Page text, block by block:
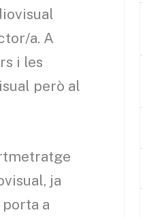
a. A
i les
però al
ja
a